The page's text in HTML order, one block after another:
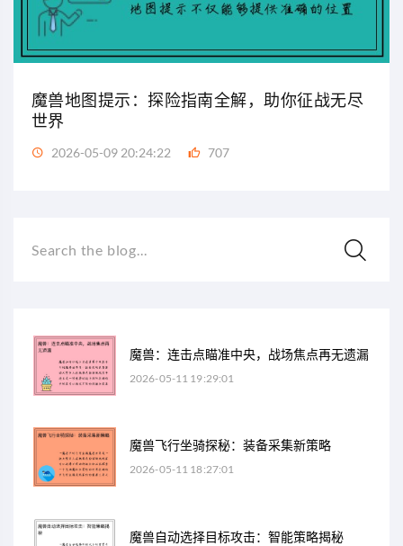
魔兽地图提示：探险指南全解，助你征战无尽
世界
2026-05-09 20:24:22 707
Search the blog...
魔兽：连击点瞄准中央，战场焦点再无遗漏
2026-05-11 19:29:01
魔兽飞行坐骑探秘：装备采集新策略
2026-05-11 18:27:01
魔兽自动选择目标攻击：智能策略揭秘